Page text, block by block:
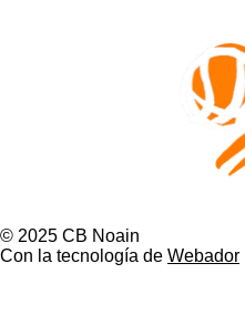
© 2025 CB Noain
Con la tecnología de Webador